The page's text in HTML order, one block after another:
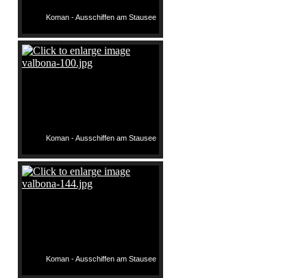
Koman - Ausschiffen am Stausee
Koman - Ausschiffen am Stausee
Koman - Ausschiffen am Stausee